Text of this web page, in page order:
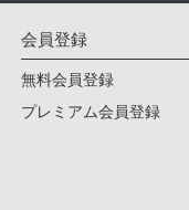
会員登録
無料会員登録
プレミアム会員登録